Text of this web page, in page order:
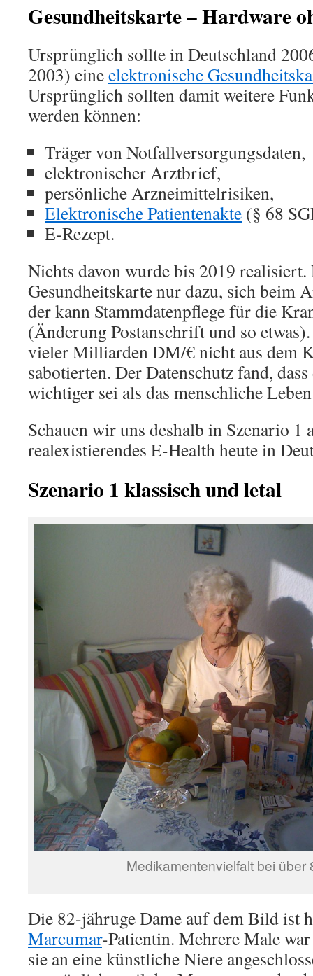
Gesundheitskarte – Hardware
Ursprünglich sollte in Deutschland
2003) eineelektronische
Ursprünglich sollten damit weitere
werden können:
Träger von Notfallversorgungsdaten,
elektronischer Arztbrief,
persönliche Arzneimittelrisiken,
Elektronische Patientenakte (§ 68
E-Rezept.
Nichts davon wurde bis 2019 realisiert.
Gesundheitskarte nur dazu, sich beim
der kann Stammdatenpflege für die
(Änderung Postanschrift und so
vieler Milliarden DM/€ nicht aus dem
sabotierten. Der Datenschutz fand,
wichtiger sei als das menschliche
Schauen wir uns deshalb in Szenario 1
realexistierendes E-Health heute in
Szenario 1 klassisch und letal
Medikamentenvielfalt bei über
Die 82-jähruge Dame auf dem Bild ist
Marcumar-Patientin. Mehrere Male
sie an eine künstliche Niere